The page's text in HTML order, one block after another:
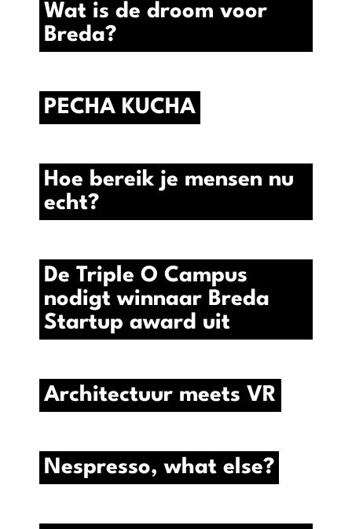
Wat is de droom voor
Breda?
PECHA KUCHA
Hoe bereik je mensen nu
echt?
De Triple O Campus
nodigt winnaar Breda
Startup award uit
Architectuur meets VR
Nespresso, what else?